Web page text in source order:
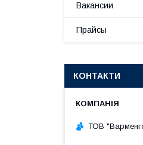
Вакансии
Прайсы
КОНТАКТИ
ТОВ